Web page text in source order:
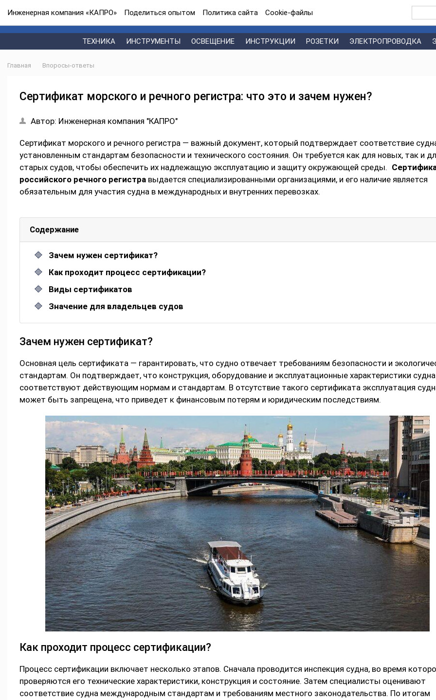
Инженерная компания «КАПРО» Поделиться опытом Политика сайта Сookie-файлы
ТЕХНИКА ИНСТРУМЕНТЫ ОСВЕЩЕНИЕ ИНСТРУКЦИИ РОЗЕТКИ ЭЛЕКТРОПРОВОДКА
Главная Впоросы-ответы
Сертификат морского и речного регистра: что это и зачем нужен?
Автор: Инженерная компания "КАПРО"
Сертификат морского и речного регистра — важный документ, который подтверждает соответствие
установленным стандартам безопасности и технического состояния. Он требуется как для новых, так и
старых судов, чтобы обеспечить их надлежащую эксплуатацию и защиту окружающей среды.
российского речного регистра выдается специализированными организациями, и его наличие является
обязательным для участия судна в международных и внутренних перевозках.
Содержание
Зачем нужен сертификат?
Как проходит процесс сертификации?
Виды сертификатов
Значение для владельцев судов
Зачем нужен сертификат?
Основная цель сертификата — гарантировать, что судно отвечает требованиям безопасности и
стандартам. Он подтверждает, что конструкция, оборудование и эксплуатационные характеристики судна
соответствуют действующим нормам и стандартам. В отсутствие такого сертификата эксплуатация
может быть запрещена, что приведет к финансовым потерям и юридическим последствиям.
Как проходит процесс сертификации?
Процесс сертификации включает несколько этапов. Сначала проводится инспекция судна, во время
проверяются его технические характеристики, конструкция и состояние. Затем специалисты оценивают
соответствие судна международным стандартам и требованиям местного законодательства. По итогам